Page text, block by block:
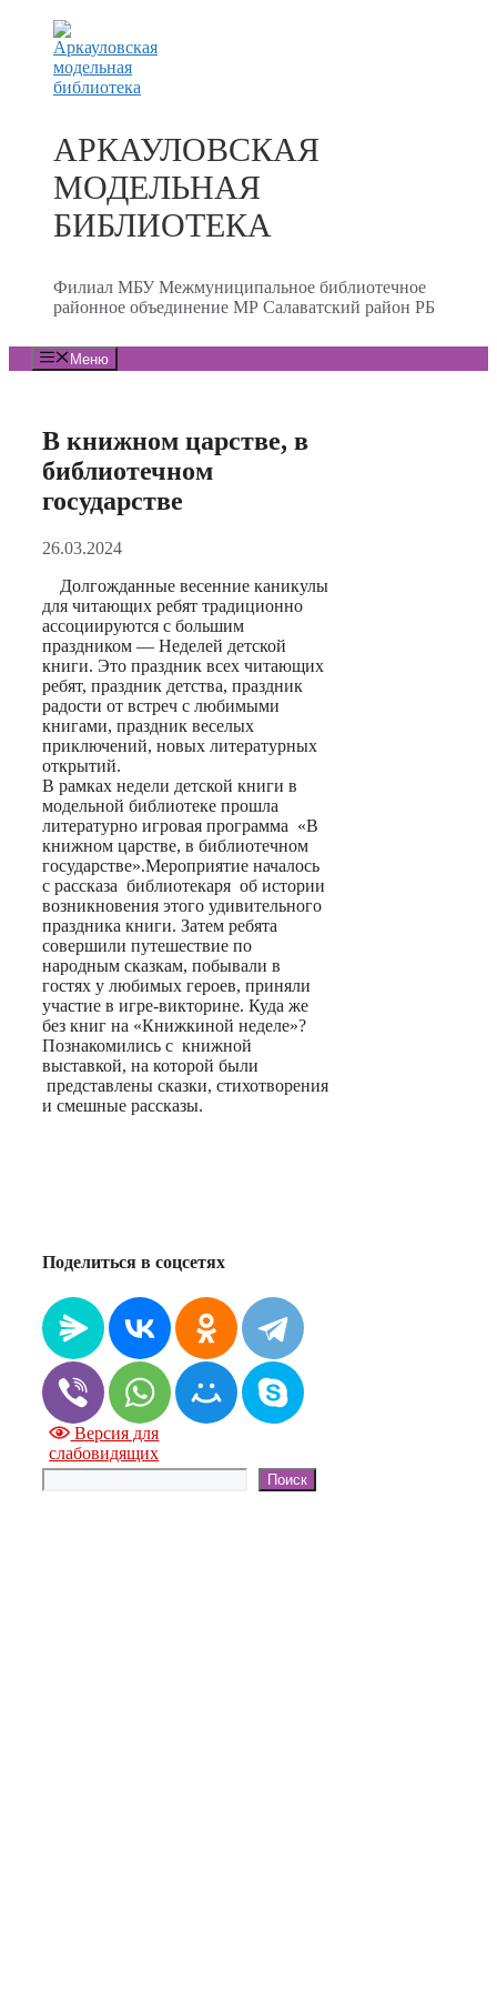
Перейти
содержимому
АРКАУЛОВСКАЯ
МОДЕЛЬНАЯ
БИБЛИОТЕКА
Филиал МБУ Межмуниципальное библиотечное
районное объединение МР Салаватский район РБ
Меню
В книжном царстве, в
библиотечном
государстве
26.03.2024
Долгожданные весенние каникулы
для читающих ребят традиционно
ассоциируются с большим
праздником — Неделей детской
книги. Это праздник всех читающих
ребят, праздник детства, праздник
радости от встреч с любимыми
книгами, праздник веселых
приключений, новых литературных
открытий.
В рамках недели детской книги в
модельной библиотеке прошла
литературно игровая программа «В
книжном царстве, в библиотечном
государстве».Мероприятие началось
с рассказа библиотекаря об истории
возникновения этого удивительного
праздника книги. Затем ребята
совершили путешествие по
народным сказкам, побывали в
гостях у любимых героев, приняли
участие в игре-викторине. Куда же
без книг на «Книжкиной неделе»?
Познакомились с книжной
выставкой, на которой были
представлены сказки, стихотворения
и смешные рассказы.
Поделиться в соцсетях
Версия для
слабовидящих
Поиск
Поиск